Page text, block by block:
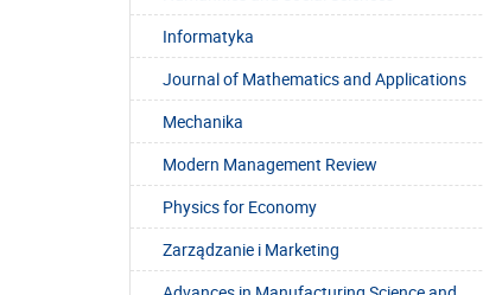
Informatyka
Journal of Mathematics and Applications
Mechanika
Modern Management Review
Physics for Economy
Zarządzanie i Marketing